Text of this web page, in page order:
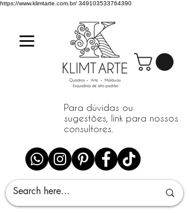
https://www.klimtarte.com.br/ 349103533764390
Para dúvidas ou
sugestões, link para nossos
consultores.